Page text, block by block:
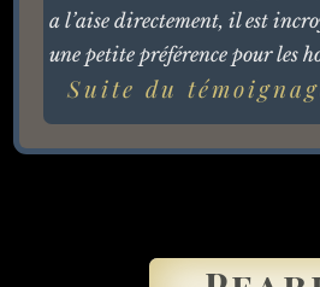
a l’aise directement, il est
une petite préférence pour les
Suite du